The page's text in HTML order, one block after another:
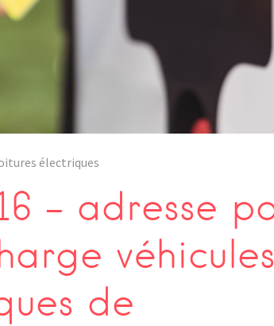
électriques
– adresse
véhicules
de